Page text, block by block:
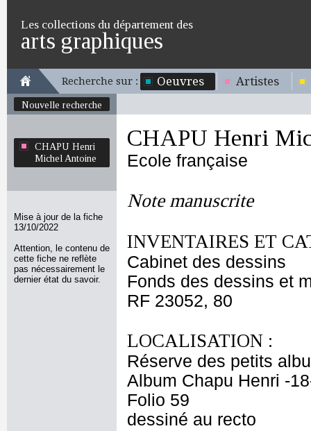
Les collections du département des
arts graphiques
Recherche sur : Oeuvres Artistes
Nouvelle recherche
CHAPU Henri
Michel Antoine
Mise à jour de la fiche
13/10/2022
Attention, le contenu de
cette fiche ne reflète
pas nécessairement le
dernier état du savoir.
CHAPU Henri
Ecole française
Note manuscrite
INVENTAIRES ET
Cabinet des dessins
Fonds des dessins et
RF 23052, 80
LOCALISATION :
Réserve des petits
Album Chapu Henri -
Folio 59
dessiné au recto